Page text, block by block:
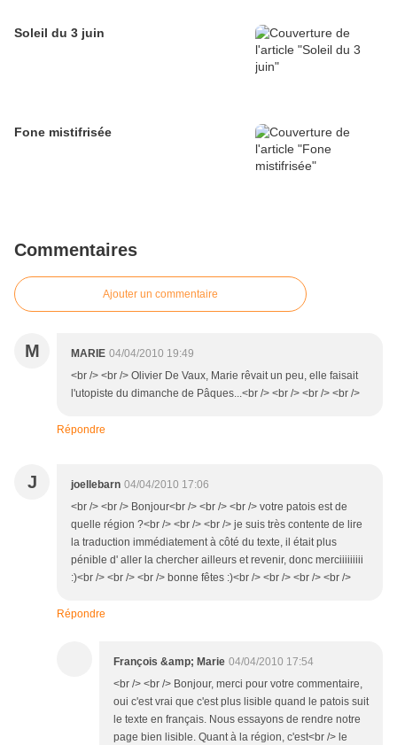
Soleil du 3 juin
Fone mistifrisée
Commentaires
Ajouter un commentaire
M MARIE 04/04/2010 19:49
<br /> <br /> Olivier De Vaux, Marie rêvait un peu, elle faisait
l'utopiste du dimanche de Pâques...<br /> <br /> <br /> <br />
Répondre
J joellebarn 04/04/2010 17:06
<br /> <br /> Bonjour<br /> <br /> <br /> votre patois est de
quelle région ?<br /> <br /> <br /> je suis très contente de lire
la traduction immédiatement à côté du texte, il était plus
pénible d' aller la chercher ailleurs et revenir, donc merciiiiiiiii
:)<br /> <br /> <br /> bonne fêtes :)<br /> <br /> <br /> <br />
Répondre
François &amp; Marie 04/04/2010 17:54
<br /> <br /> Bonjour, merci pour votre commentaire,
oui c'est vrai que c'est plus lisible quand le patois suit
le texte en français. Nous essayons de rendre notre
page bien lisible. Quant à la région, c'est<br /> le